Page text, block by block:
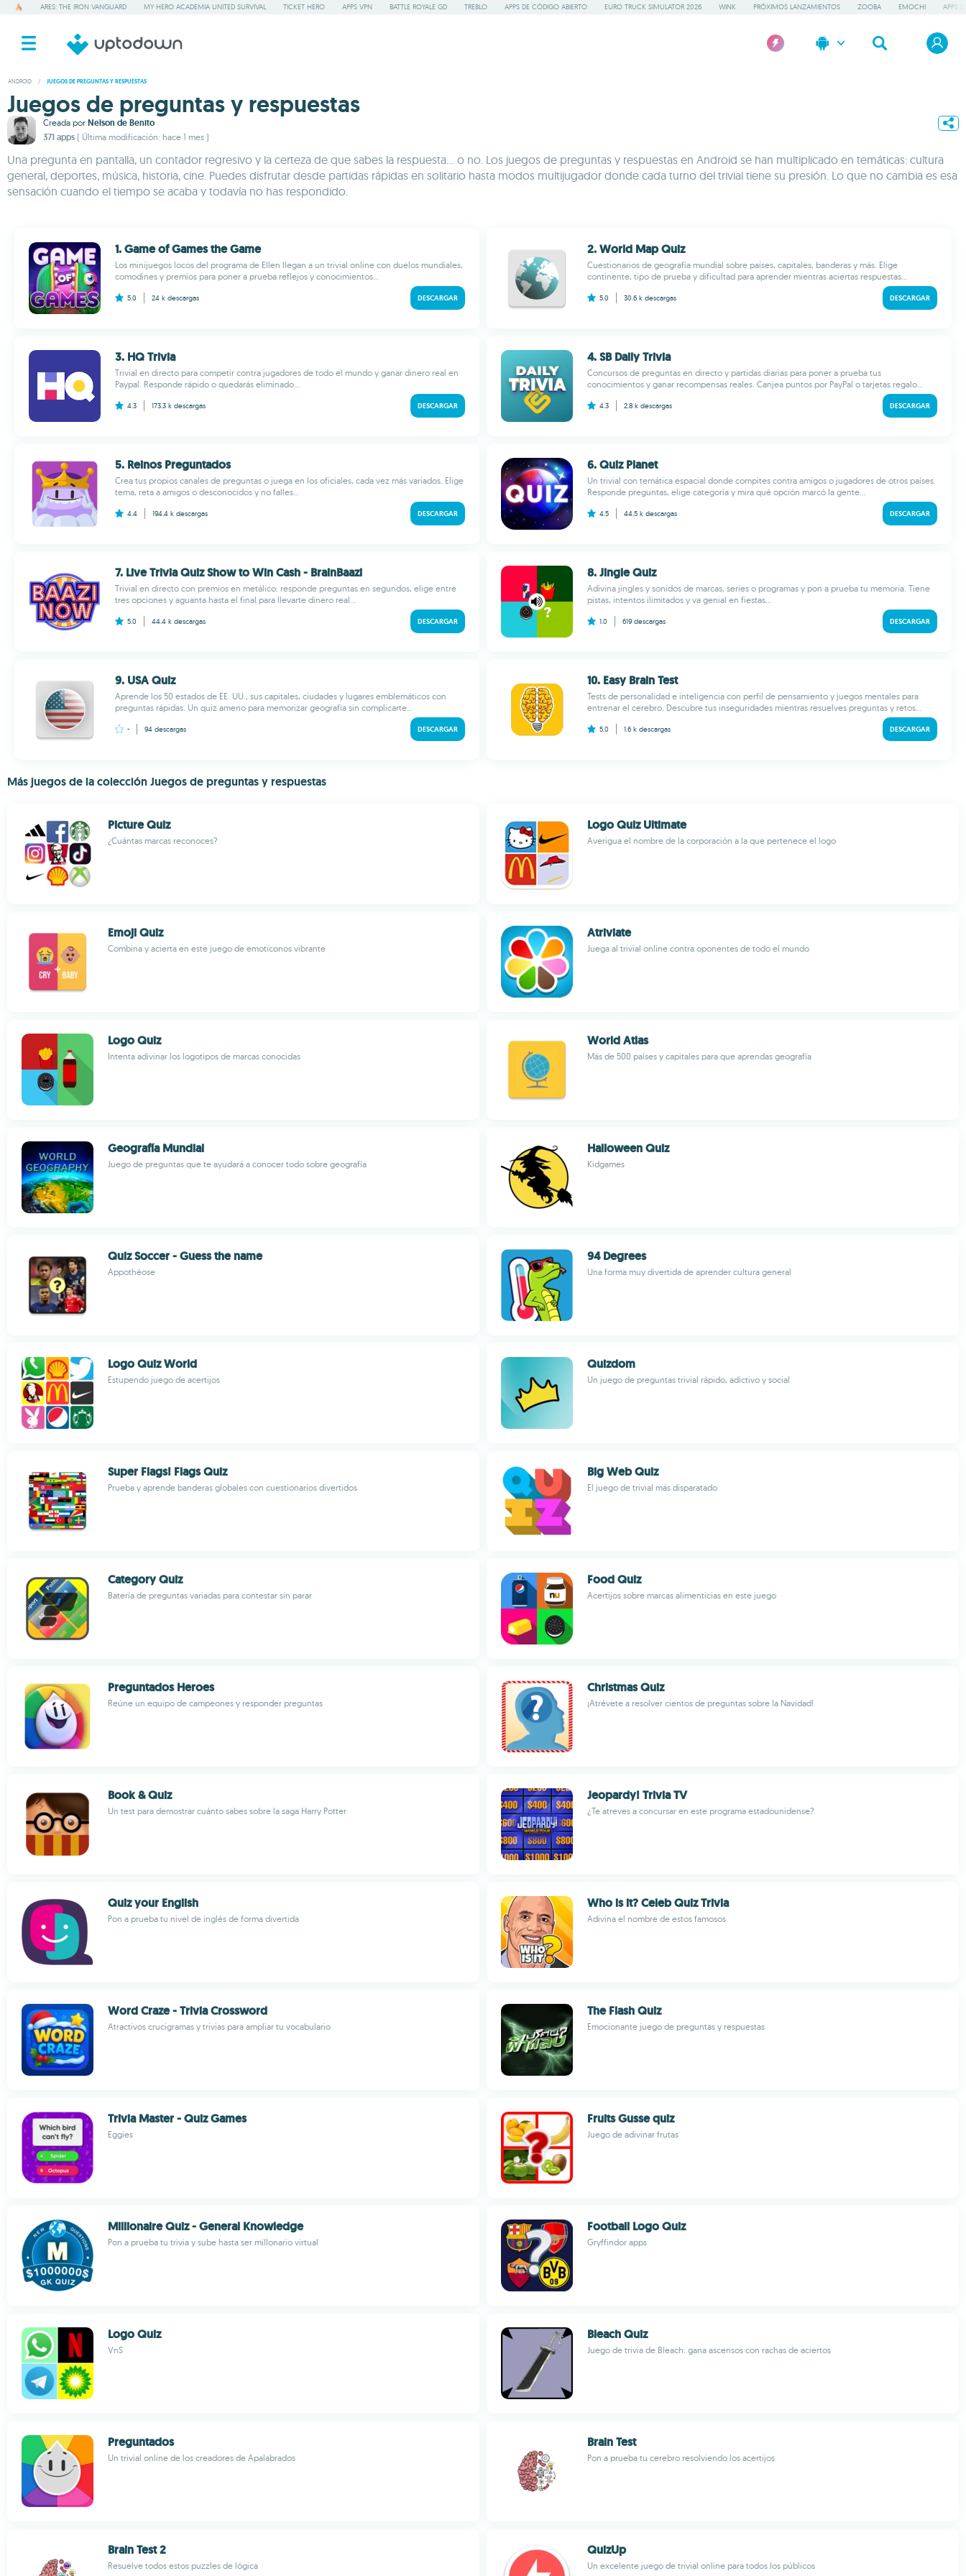
ARES: THE IRON VANGUARD MY HERO ACADEMIA UNITED SURVIVAL TICKET HERO APPS VPN BATTLE ROYALE GD TREBLO APPS DE CÓDIGO ABIERTO EURO TRUCK SIMULATOR 2026 WINK PRÓXIMOS LANZAMIENTOS ZOOBA EMOCHI APPS
ANDROID / JUEGOS DE PREGUNTAS Y RESPUESTAS
Juegos de preguntas y respuestas
Creada por Nelson de Benito
371 apps ( Última modificación: hace 1 mes )
Una pregunta en pantalla, un contador regresivo y la certeza de que sabes la respuesta... o no. Los juegos de preguntas y respuestas en Android se han multiplicado en temáticas: cultura
general, deportes, música, historia, cine. Puedes disfrutar desde partidas rápidas en solitario hasta modos multijugador donde cada turno del trivial tiene su presión. Lo que no cambia es esa
sensación cuando el tiempo se acaba y todavía no has respondido.
1. Game of Games the Game
Los minijuegos locos del programa de Ellen llegan a un trivial online con duelos mundiales,
comodines y premios para poner a prueba reflejos y conocimientos...
5.0 24 k descargas DESCARGAR
2. World Map Quiz
Cuestionarios de geografía mundial sobre países, capitales, banderas y más. Elige
continente, tipo de prueba y dificultad para aprender mientras aciertas respuestas...
5.0 30.6 k descargas DESCARGAR
3. HQ Trivia
Trivial en directo para competir contra jugadores de todo el mundo y ganar dinero real en
Paypal. Responde rápido o quedarás eliminado...
4.3 173.3 k descargas DESCARGAR
4. SB Daily Trivia
Concursos de preguntas en directo y partidas diarias para poner a prueba tus
conocimientos y ganar recompensas reales. Canjea puntos por PayPal o tarjetas regalo...
4.3 2.8 k descargas DESCARGAR
5. Reinos Preguntados
Crea tus propios canales de preguntas o juega en los oficiales, cada vez más variados. Elige
tema, reta a amigos o desconocidos y no falles...
4.4 194.4 k descargas DESCARGAR
6. Quiz Planet
Un trivial con temática espacial donde compites contra amigos o jugadores de otros países.
Responde preguntas, elige categoría y mira qué opción marcó la gente...
4.5 44.5 k descargas DESCARGAR
7. Live Trivia Quiz Show to Win Cash - BrainBaazi
Trivial en directo con premios en metálico: responde preguntas en segundos, elige entre
tres opciones y aguanta hasta el final para llevarte dinero real...
5.0 44.4 k descargas DESCARGAR
8. Jingle Quiz
Adivina jingles y sonidos de marcas, series o programas y pon a prueba tu memoria. Tiene
pistas, intentos ilimitados y va genial en fiestas...
1.0 619 descargas DESCARGAR
9. USA Quiz
Aprende los 50 estados de EE. UU., sus capitales, ciudades y lugares emblemáticos con
preguntas rápidas. Un quiz ameno para memorizar geografía sin complicarte...
- 94 descargas DESCARGAR
10. Easy Brain Test
Tests de personalidad e inteligencia con perfil de pensamiento y juegos mentales para
entrenar el cerebro. Descubre tus inseguridades mientras resuelves preguntas y retos...
5.0 1.6 k descargas DESCARGAR
Más juegos de la colección Juegos de preguntas y respuestas
Picture Quiz
¿Cuántas marcas reconoces?
Logo Quiz Ultimate
Averigua el nombre de la corporación a la que pertenece el logo
Emoji Quiz
Combina y acierta en este juego de emoticonos vibrante
Atriviate
Juega al trivial online contra oponentes de todo el mundo
Logo Quiz
Intenta adivinar los logotipos de marcas conocidas
World Atlas
Más de 500 países y capitales para que aprendas geografía
Geografía Mundial
Juego de preguntas que te ayudará a conocer todo sobre geografía
Halloween Quiz
Kidgames
Quiz Soccer - Guess the name
Appothéose
94 Degrees
Una forma muy divertida de aprender cultura general
Logo Quiz World
Estupendo juego de acertijos
Quizdom
Un juego de preguntas trivial rápido, adictivo y social
Super Flags! Flags Quiz
Prueba y aprende banderas globales con cuestionarios divertidos
Big Web Quiz
El juego de trivial más disparatado
Category Quiz
Batería de preguntas variadas para contestar sin parar
Food Quiz
Acertijos sobre marcas alimenticias en este juego
Preguntados Heroes
Reúne un equipo de campeones y responder preguntas
Christmas Quiz
¡Atrévete a resolver cientos de preguntas sobre la Navidad!
Book & Quiz
Un test para demostrar cuánto sabes sobre la saga Harry Potter
Jeopardy! Trivia TV
¿Te atreves a concursar en este programa estadounidense?
Quiz your English
Pon a prueba tu nivel de inglés de forma divertida
Who is it? Celeb Quiz Trivia
Adivina el nombre de estos famosos
Word Craze - Trivia Crossword
Atractivos crucigramas y trivias para ampliar tu vocabulario
The Flash Quiz
Emocionante juego de preguntas y respuestas
Trivia Master - Quiz Games
Eggies
Fruits Gusse quiz
Juego de adivinar frutas
Millionaire Quiz - General Knowledge
Pon a prueba tu trivia y sube hasta ser millonario virtual
Football Logo Quiz
Gryffindor apps
Logo Quiz
VnS
Bleach Quiz
Juego de trivia de Bleach: gana ascensos con rachas de aciertos
Preguntados
Un trivial online de los creadores de Apalabrados
Brain Test
Pon a prueba tu cerebro resolviendo los acertijos
Brain Test 2
Resuelve todos estos puzzles de lógica
QuizUp
Un excelente juego de trivial online para todos los públicos